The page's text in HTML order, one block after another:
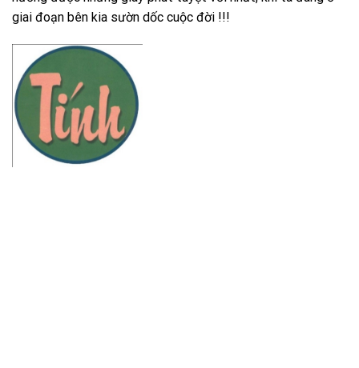
giai đoạn bên kia sườn dốc cuộc đời !!!